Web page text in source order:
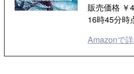
販売価格 ￥
16時45分時
Amazonで